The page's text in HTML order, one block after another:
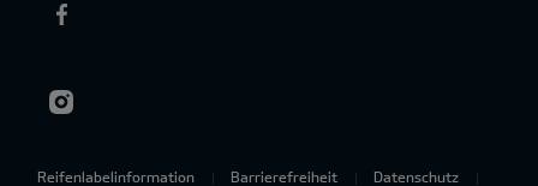
Reifenlabelinformation Barrierefreiheit Datenschutz